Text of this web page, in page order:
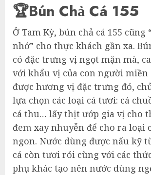
🏆Bún Chả Cá 155
Ở Tam Kỳ, bún chả cá 155 cũng
nhớ” cho thực khách gần xa.
có đặc trưng vị ngọt mặn mà,
với khẩu vị của con người miền
được hương vị đặc trưng đó,
lựa chọn các loại cá tươi: cá
cá thu… lấy thịt ướp gia vị cho
đem xay nhuyễn để cho ra loại
ngon. Nước dùng được nấu kỹ
cá còn tươi rói cùng với các
phụ khác tạo nên nước dùng